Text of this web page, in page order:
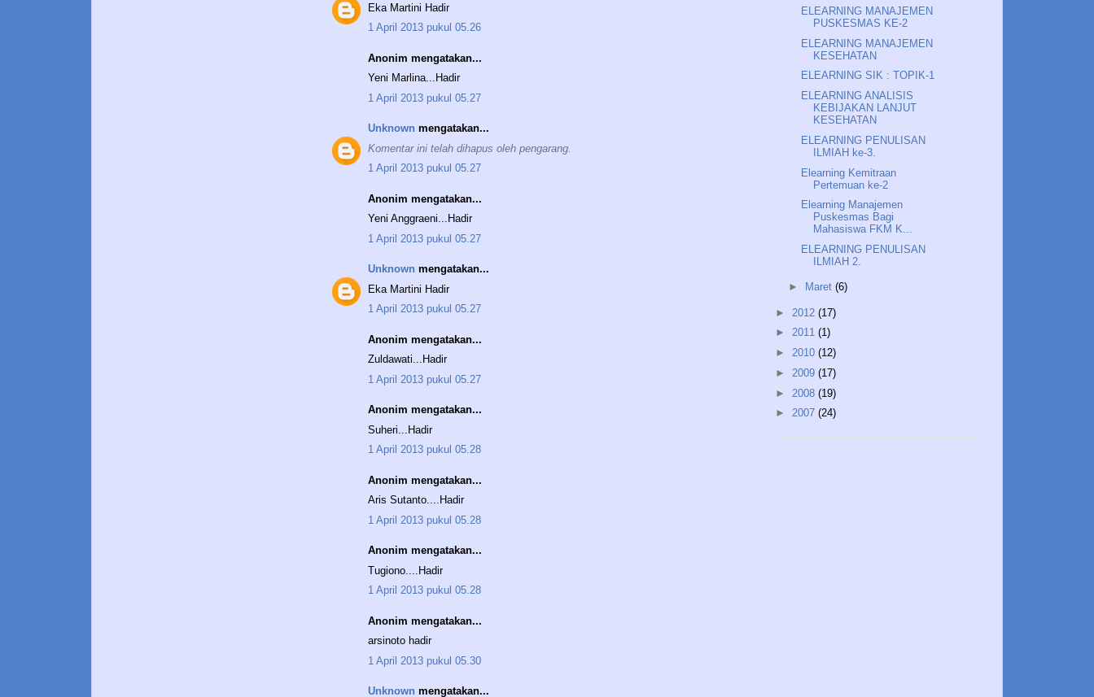
Eka Martini Hadir
1 April 2013 pukul 05.26
Anonim mengatakan...
Yeni Marlina...Hadir
1 April 2013 pukul 05.27
Unknown mengatakan...
Komentar ini telah dihapus oleh pengarang.
1 April 2013 pukul 05.27
Anonim mengatakan...
Yeni Anggraeni...Hadir
1 April 2013 pukul 05.27
Unknown mengatakan...
Eka Martini Hadir
1 April 2013 pukul 05.27
Anonim mengatakan...
Zuldawati...Hadir
1 April 2013 pukul 05.27
Anonim mengatakan...
Suheri...Hadir
1 April 2013 pukul 05.28
Anonim mengatakan...
Aris Sutanto....Hadir
1 April 2013 pukul 05.28
Anonim mengatakan...
Tugiono....Hadir
1 April 2013 pukul 05.28
Anonim mengatakan...
arsinoto hadir
1 April 2013 pukul 05.30
Unknown mengatakan...
ELEARNING MANAJEMEN
PUSKESMAS KE-2
ELEARNING MANAJEMEN
KESEHATAN
ELEARNING SIK : TOPIK-1
ELEARNING ANALISIS
KEBIJAKAN LANJUT
KESEHATAN
ELEARNING PENULISAN
ILMIAH ke-3.
Elearning Kemitraan
Pertemuan ke-2
Elearning Manajemen
Puskesmas Bagi
Mahasiswa FKM K...
ELEARNING PENULISAN
ILMIAH 2.
► Maret (6)
► 2012 (17)
► 2011 (1)
► 2010 (12)
► 2009 (17)
► 2008 (19)
► 2007 (24)